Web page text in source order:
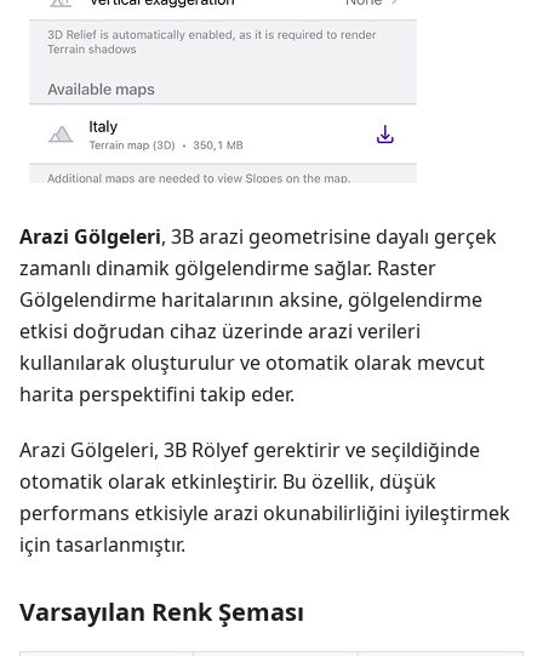
Arazi Gölgeleri, 3B arazi geometrisine dayalı gerçek
zamanlı dinamik gölgelendirme sağlar. Raster
Gölgelendirme haritalarının aksine, gölgelendirme
etkisi doğrudan cihaz üzerinde arazi verileri
kullanılarak oluşturulur ve otomatik olarak mevcut
harita perspektifini takip eder.
Arazi Gölgeleri, 3B Rölyef gerektirir ve seçildiğinde
otomatik olarak etkinleştirir. Bu özellik, düşük
performans etkisiyle arazi okunabilirliğini iyileştirmek
için tasarlanmıştır.
Varsayılan Renk Şeması